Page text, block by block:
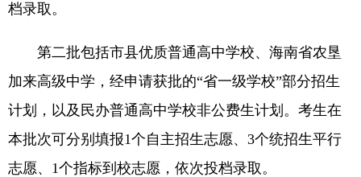
档录取。
第二批包括市县优质普通高中学校、海南省农垦
加来高级中学，经申请获批的“省一级学校”部分招生
计划，以及民办普通高中学校非公费生计划。考生在
本批次可分别填报1个自主招生志愿、3个统招生平行
志愿、1个指标到校志愿，依次投档录取。